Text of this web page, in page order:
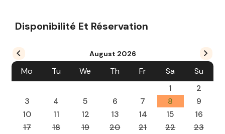
Disponibilité Et Réservation
August 2026
Mo Tu We Th Fr Sa
Su
1
2
3
4 5 6 7 8
9
10
11 12 13 14 15
16
17
18 19 20 21 22
23